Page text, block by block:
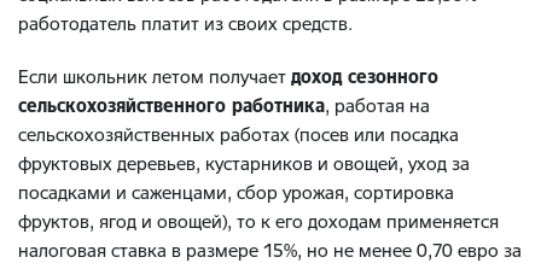
работодатель платит из своих средств.
Если школьник летом получает доход сезонного
сельскохозяйственного работника, работая на
сельскохозяйственных работах (посев или посадка
фруктовых деревьев, кустарников и овощей, уход за
посадками и саженцами, сбор урожая, сортировка
фруктов, ягод и овощей), то к его доходам применяется
налоговая ставка в размере 15%, но не менее 0,70 евро за